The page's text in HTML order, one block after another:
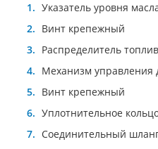
Указатель уровня
Винт крепежный
Распределитель
Механизм управления
Винт крепежный
Уплотнительное
Соединительный